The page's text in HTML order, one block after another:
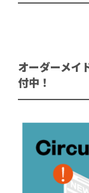
オーダーメイ
付中！